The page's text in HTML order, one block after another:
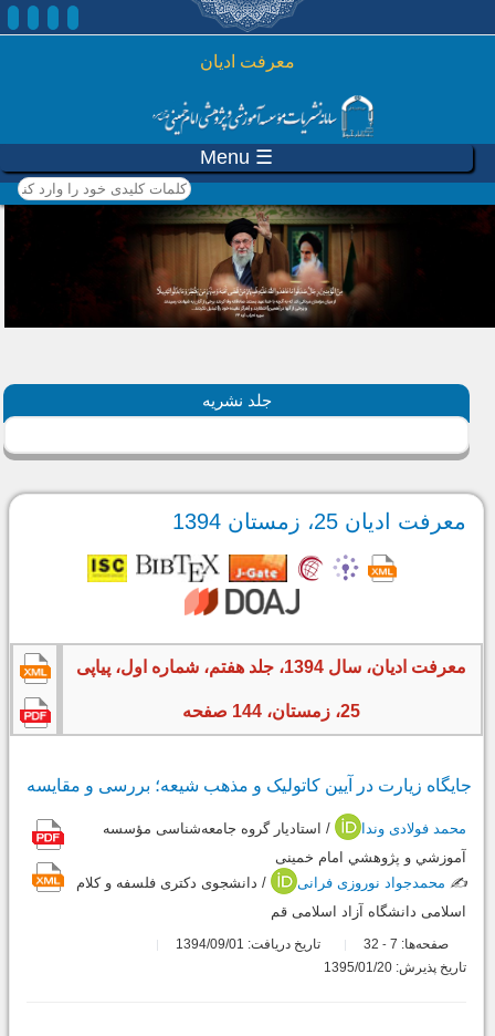
رفتن به محتوای اصلی
معرفت ادیان
☰ Menu
کلمات کلیدی خود را وارد
کنید
جلد نشریه
معرفت ادیان 25، زمستان 1394
معرفت ادیان، سال 1394، جلد هفتم، شماره اول، پیاپی
25، زمستان، 144 صفحه
جایگاه زیارت در آیین کاتولیک و مذهب شیعه؛ بررسی و مقایسه
محمد فولادی وندا
/ استادیار گروه جامعه‌شناسی مؤسسه
آموزشي و پژوهشي امام خمینی
✍️ محمدجواد نوروزی فرانی
/ دانشجوی دکتری فلسفه و کلام
اسلامی دانشگاه آزاد اسلامی قم
صفحه‌ها: 7
-
تاریخ دریافت: 1394/09/01
تاریخ پذیرش: 1395/01/20